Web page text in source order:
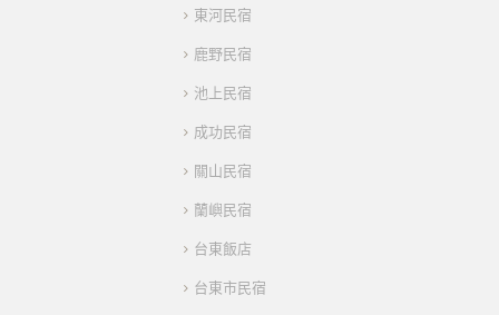
東河民宿
鹿野民宿
池上民宿
成功民宿
關山民宿
蘭嶼民宿
台東飯店
台東市民宿